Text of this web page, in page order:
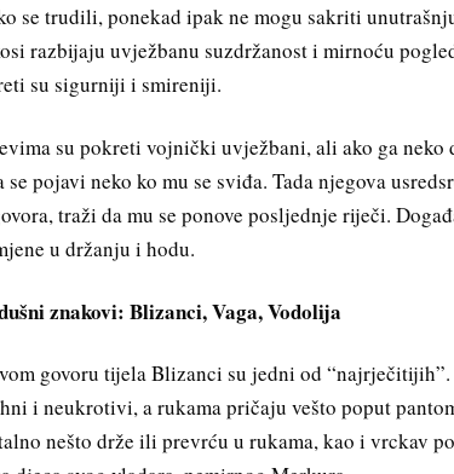
se trudili, ponekad ipak ne mogu sakriti
razbijaju uvježbanu suzdržanost i mirnoću
su sigurniji i smireniji.
su pokreti vojnički uvježbani, ali ako ga
se pojavi neko ko mu se sviđa. Tada njegova
traži da mu se ponove posljednje riječi.
u držanju i hodu.
znakovi: Blizanci, Vaga, Vodolija
govoru tijela Blizanci su jedni od
i neukrotivi, a rukama pričaju vešto poput
nešto drže ili prevrću u rukama, kao i vrckav